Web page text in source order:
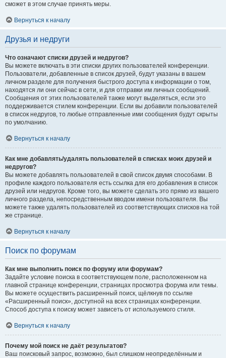
сможет в этом случае принять меры.
Вернуться к началу
Друзья и недруги
Что означают списки друзей и недругов?
Вы можете включать в эти списки других пользователей конференции.
Пользователи, добавленные в список друзей, будут указаны в вашем
личном разделе для получения быстрого доступа к информации о том,
находятся ли они сейчас в сети, и для отправки им личных сообщений.
Сообщения от этих пользователей также могут выделяться, если это
поддерживается стилем конференции. Если вы добавили пользователей
в список недругов, то любые отправленные ими сообщения будут скрыты
по умолчанию.
Вернуться к началу
Как мне добавлять/удалять пользователей в списках моих друзей и
недругов?
Вы можете добавлять пользователей в свой список двумя способами. В
профиле каждого пользователя есть ссылка для его добавления в список
друзей или недругов. Кроме того, вы можете сделать это прямо из вашего
личного раздела, непосредственным вводом имени пользователя. Вы
можете также удалять пользователей из соответствующих списков на той
же странице.
Вернуться к началу
Поиск по форумам
Как мне выполнить поиск по форуму или форумам?
Задайте условие поиска в соответствующем поле, расположенном на
главной странице конференции, страницах просмотра форума или темы.
Вы можете осуществить расширенный поиск, щёлкнув по ссылке
«Расширенный поиск», доступной на всех страницах конференции.
Способ доступа к поиску может зависеть от используемого стиля.
Вернуться к началу
Почему мой поиск не даёт результатов?
Ваш поисковый запрос, возможно, был слишком неопределённым и